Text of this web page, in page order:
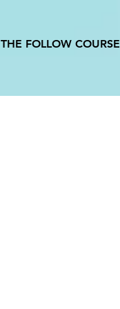
THE FOLLOW COURSE